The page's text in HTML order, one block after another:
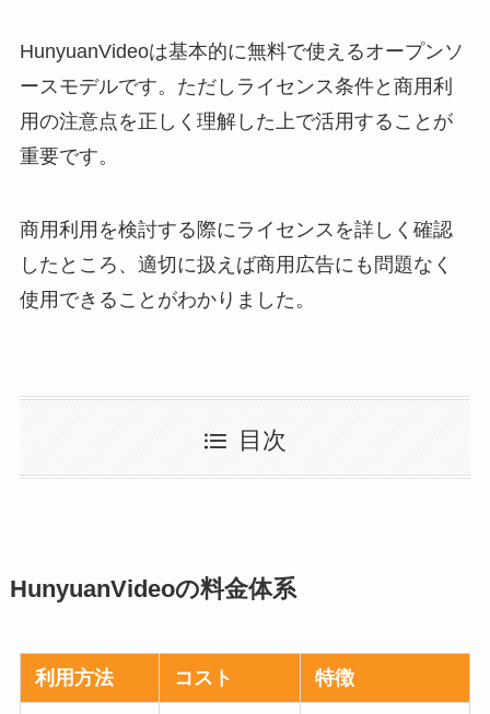
HunyuanVideoは基本的に無料で使えるオープンソ
ースモデルです。ただしライセンス条件と商用利
用の注意点を正しく理解した上で活用することが
重要です。
商用利用を検討する際にライセンスを詳しく確認
したところ、適切に扱えば商用広告にも問題なく
使用できることがわかりました。
目次
HunyuanVideoの料金体系
利用方法 コスト 特徴